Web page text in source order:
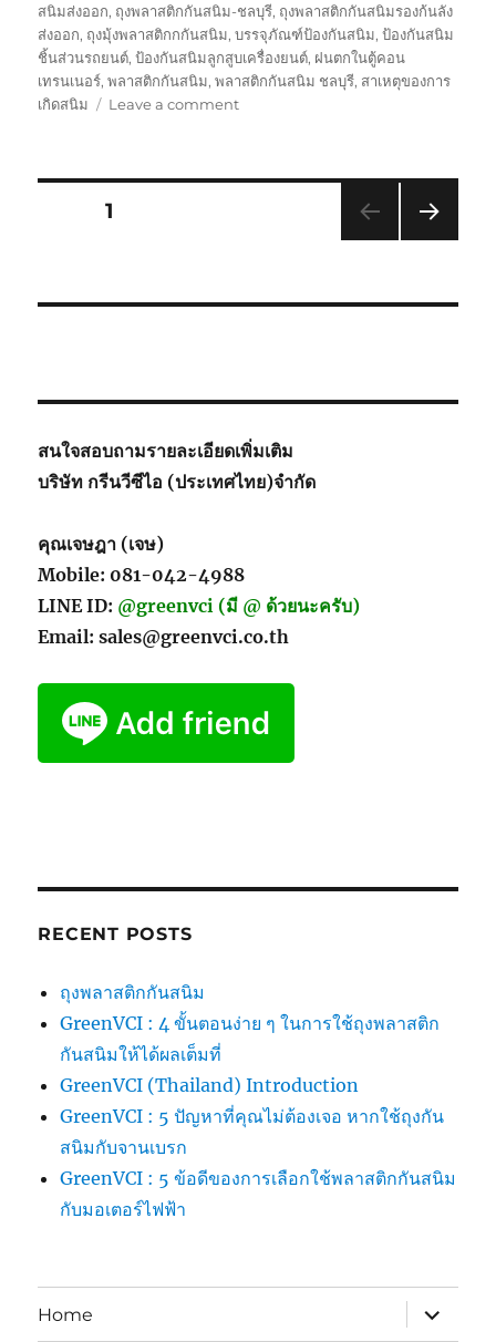
สนิมส่งออก, ถุงพลาสติกกันสนิม-ชลบุรี, ถุงพลาสติกกันสนิมรองก้นลัง
ส่งออก, ถุงมุ้งพลาสติกกกันสนิม,บรรจุภัณฑ์ป้องกันสนิม,ป้องกันสนิม
ชิ้นส่วนรถยนต์,ป้องกันสนิมลูกสูบเครื่องยนต์, ฝนตกในตู้คอน
เทรนเนอร์,พลาสติกกันสนิม,พลาสติกกันสนิม ชลบุรี, สาเหตุของการ
เกิดสนิม
Leave a commenton
Posts
PAGE1
สนใจสอบถามรายละเอียดเพิ่มเติม
บริษัท กรีนวีซีไอ (ประเทศไทย)จำกัด
คุณเจษฎา (เจษ)
Mobile: 081-042-4988
LINE ID: @greenvci (มี @ ด้วยนะครับ)
Email: sales@greenvci.co.th
RECENT POSTS
ถุงพลาสติกกันสนิม
GreenVCI : 4 ขั้นตอนง่าย ๆ ในการใช้ถุงพลาสติก
กันสนิมให้ได้ผลเต็มที่
GreenVCI (Thailand) Introduction
GreenVCI : 5 ปัญหาที่คุณไม่ต้องเจอ หากใช้ถุงกัน
สนิมกับจานเบรก
GreenVCI : 5 ข้อดีของการเลือกใช้พลาสติกกันสนิม
กับมอเตอร์ไฟฟ้า
Home
expand
child